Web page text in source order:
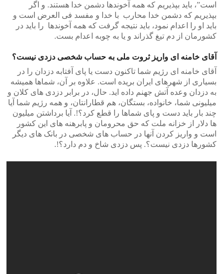
است”، باید بپذیریم که همه آخوندها دشمن خدا هستند. و اگر
بپذیریم که دشمن خدا محارب با خدا و مفسد فی العرض است و
باید او را اعدام نمود، باید نتیجه گرفت که همه آخوندها را باید در
کشورمان از دم تیغ گذراند و یا به چوبه اعدام بست.
آقای خامنه ای واریز ثروت ملی به حساب شخصی دزدی نیست؟
آقای خامنه ای رژیم شما تاکنون دست یا پای آفتابه دزدان را در
بسیاری از شهرهای ایران بریده است. علاوه بر آن، شماها همیشه
به دزدان وعده آتش جهنم داده اید. حال، در برابر دزدی های کلان و
میلیونی شما، خانواده، بستگان، هم قطارانتان، و همه رژیم شما آیا
چند بار باید دست و پای شماها را قطع کرد؟!. آیا برداشتن میلیون
ها دلار از خزانه ملت که حق محرومان و پابرهنه های این کشور
است و واریز کردن آنها در حساب های شخصی در بانک های دیگر
کشورها دزدی نیست؟. پس دزدی شاخ و دم دارد؟!.